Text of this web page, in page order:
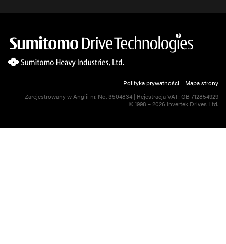
Polityka prywatności
Mapa strony
Zarejestrowany w Anglii nr. No. 3504834 | Rejestracja VAT: GB 712854929
© 1998 – 2026 Invertek Drives Ltd.